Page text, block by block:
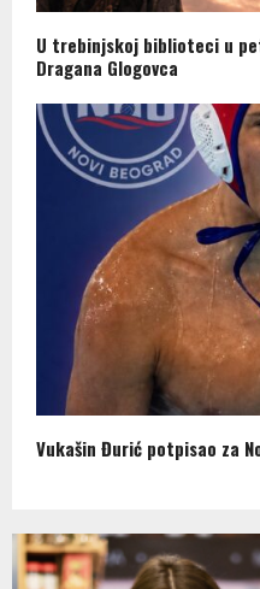
U trebinjskoj biblioteci u
Dragana Glogovca
Vukašin Đurić potpisao za